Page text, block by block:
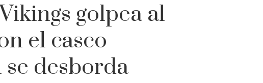
golpea al
el casco
desborda